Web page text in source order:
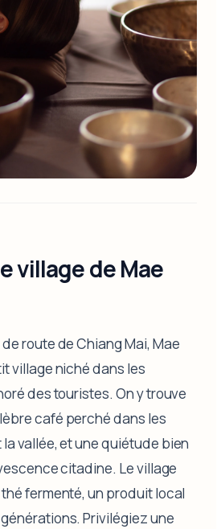
village de Mae
route de Chiang Mai, Mae
village niché dans les
des touristes. On y trouve
café perché dans les
vallée, et une quiétude bien
citadine. Le village
fermenté, un produit local
Privilégiez une